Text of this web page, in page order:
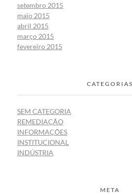
setembro 2015
maio 2015
abril 2015
março 2015
fevereiro 2015
CATEGORIAS
SEM CATEGORIA
REMEDIAÇÃO
INFORMAÇÕES
INSTITUCIONAL
INDÚSTRIA
META